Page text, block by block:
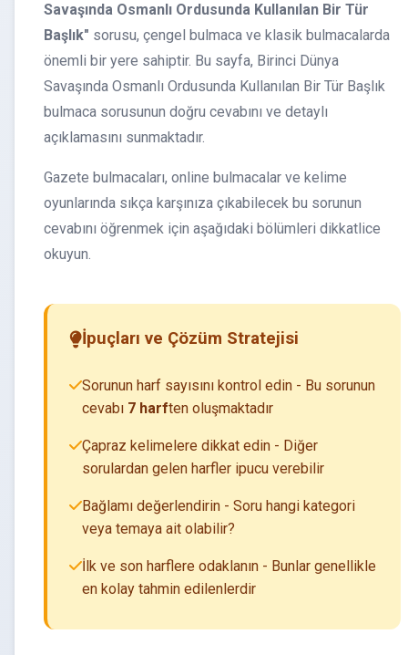
Savaşında Osmanlı Ordusunda Kullanılan Bir Tür
Başlık" sorusu, çengel bulmaca ve klasik bulmacalarda
önemli bir yere sahiptir. Bu sayfa, Birinci Dünya
Savaşında Osmanlı Ordusunda Kullanılan Bir Tür Başlık
bulmaca sorusunun doğru cevabını ve detaylı
açıklamasını sunmaktadır.
Gazete bulmacaları, online bulmacalar ve kelime
oyunlarında sıkça karşınıza çıkabilecek bu sorunun
cevabını öğrenmek için aşağıdaki bölümleri dikkatlice
okuyun.
İpuçları ve Çözüm Stratejisi
Sorunun harf sayısını kontrol edin - Bu sorunun
cevabı 7 harften oluşmaktadır
Çapraz kelimelere dikkat edin - Diğer
sorulardan gelen harfler ipucu verebilir
Bağlamı değerlendirin - Soru hangi kategori
veya temaya ait olabilir?
İlk ve son harflere odaklanın - Bunlar genellikle
en kolay tahmin edilenlerdir